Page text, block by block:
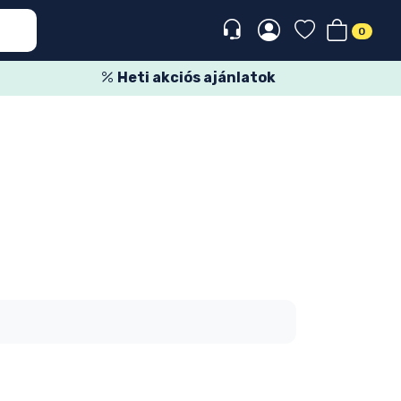
0
Heti akciós ajánlatok